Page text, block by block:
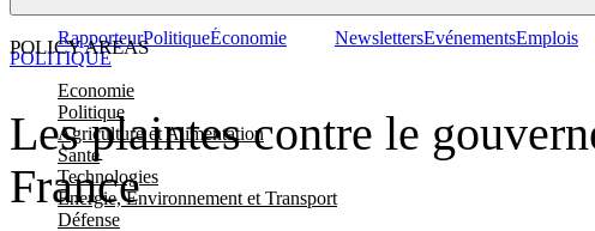
POLICY AREAS
Economie
Politique
Agriculture et Alimentation
Santé
Technologies
Energie, Environnement et Transport
Défense
RapporteurPolitiqueÉconomie NewslettersEvénementsEmplois
Les plaintes contre le
France
POLITIQUE